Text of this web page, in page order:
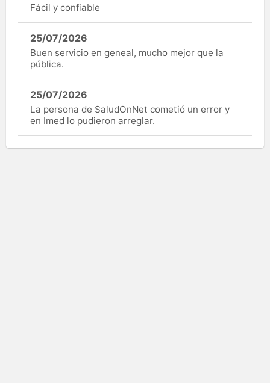
Fácil y confiable
25/07/2026
Buen servicio en geneal, mucho mejor que la
pública.
25/07/2026
La persona de SaludOnNet cometió un error y
en Imed lo pudieron arreglar.